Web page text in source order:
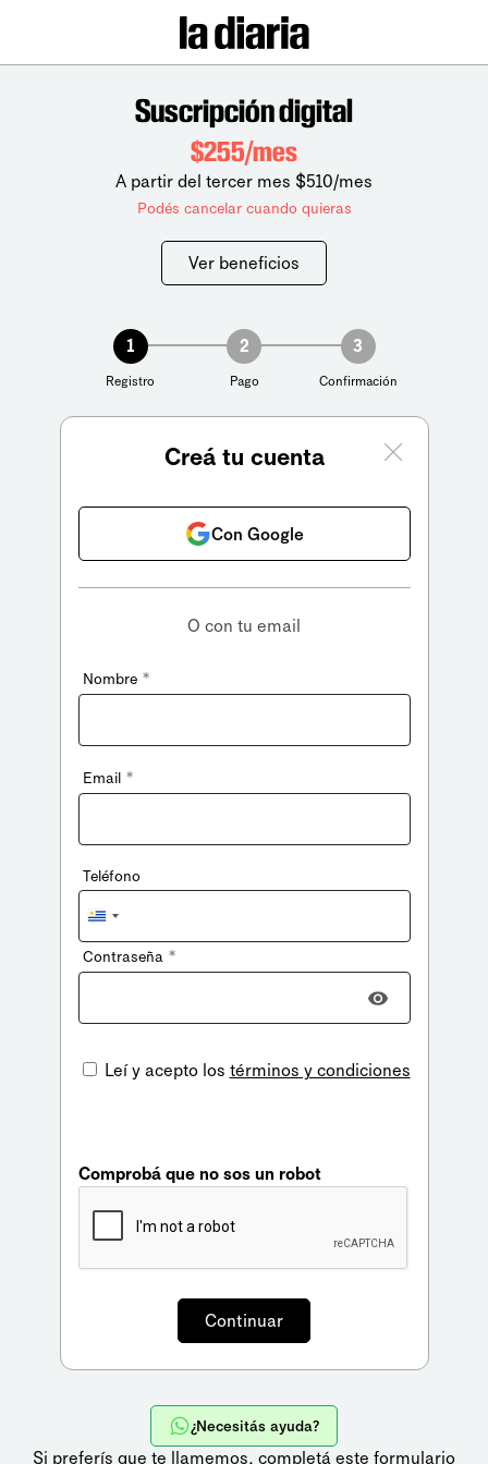
Suscripción digital
$255/mes
A partir del tercer mes $510/mes
Podés cancelar cuando quieras
Ver beneficios
1
Registro
2
Pago
3
Confirmación
Creá tu cuenta
Con Google
O con tu email
Nombre *
Email *
Teléfono
Uruguay
+598
Contraseña *
Leí y acepto los términos y condiciones
Comprobá que no sos un robot
¿Necesitás ayuda?
Si preferís que te llamemos, completá este formulario